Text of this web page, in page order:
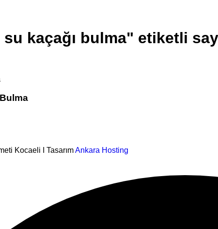
su kaçağı bulma" etiketli
Kocaeli I TasarımAnkara Hosting